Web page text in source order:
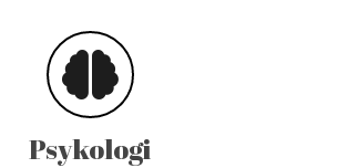
Psykologi